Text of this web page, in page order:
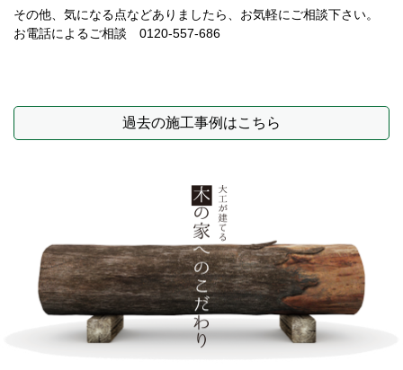
その他、気になる点などありましたら、お気軽にご相談下さい。
お電話によるご相談 0120-557-686
過去の施工事例はこちら